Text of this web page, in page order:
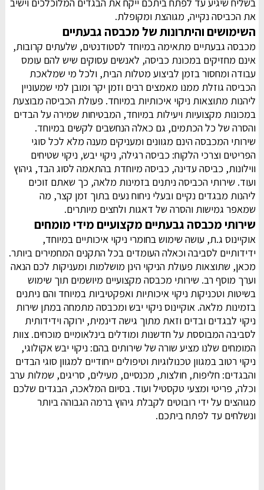
את הכביסה נקייה, מגוהצת ומקופלת.
השימושים והיתרונות של מכבסה גבעתיים
מכבסה גבעתיים מתאימה במיוחד לסטודנטים, שלעתים קרובות,
אינם מחזיקים במכונת כביסה, לאנשים עסוקים שיש להם עומס
עבודה ומחסור בזמן לביצוע מטלות הבית, ולכל מי שמלאכת
הכביסה גוזלת ממנו מאמצים רבים וזמן יקר ומובן למי שמעוניין
ליהנות מתוצאות ניקוי איכותיות במיוחד. פעולת הכביסה מבוצעת
במכונות מקצועיות ויעילות במיוחד, המבטיחות שמירה על הבדים
והסרה של כל הכתמים, גם כאלה הנחשבים לקשים במיוחד.
שירותי המכבסה הינם מגוונים ומעניקים מענה מלא לכל סוגי
הפריטים וצרכי הלקוח: כביסה רגילה, ניקוי יבש, ניקוי שטיחים
ווילונות, כביסה עדינה, כביסה מיוחדת בהתאמה לסוג הבד, גיהוץ
ועוד. שירותי הכביסה ניתנים בזמינות מלאה, כך שאתם זוכים
ליהנות מבגדים נקיים ובעלי ניחוח נעים בתוך זמן קצר, מה
שמאפר גמישות והסרה של דאגות ולחצים מיותרים.
שירותי מכבסה גבעתיים מקצועיים מידי מומחים
אוקיינוס ג.ת, עושה שימוש בחומרי ניקוי איכותיים במיוחד,
ידידותיים לסביבה וכאלה העומדים בכל התקנים המחמירים ביותר.
מכאן, שתוצאות פעולת הניקוי הינן מושלמות ומעניקות לכם הנאה
וערך מוסף רב. שירותי מכבסה מקצועיים מיושמים תוך שימוש
בשיטות וטכניקות ניקוי איכותיות ואפקטיביות במיוחד והם ניתנים
בזמינות מלאה. אוקיינוס ניקוי יבש ומכבסה מתמחה במתן שירות
ניקוי לבגדים ובדים וזאת מתוך גישה דינמית, ירוקה וידידותית
לסביבה המבוססת על חדשנות ומודלים בינלאומיים מוכחים. צוות
המומחים שלנו מציע שורה של שירותים בהם: ניקוי יבש אקולוגי,
ניקוי רטוב במגוון טכנולוגיות וטיפולים ייחודיים למגוון סוגי הבדים
והבגדים: חליפות, חולצות, מכנסיים, מעילים, סריגים, שמלות ערב
וכלה, פריטי ומצעי טקסטיל ועוד. בסיום המלאכה, הבגדים שלכם
מגוהצים על ידי רובוטים לקבלת גיהוץ ברמה הגבוהה ביותר
ונשלחים עד לפתח ביתכם.